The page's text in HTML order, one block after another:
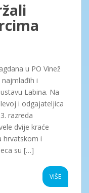
u PO Vinež
i
Labina. Na
i odgajateljica
razreda
dvije kraće
hrvatskom i
su […]
VIŠE